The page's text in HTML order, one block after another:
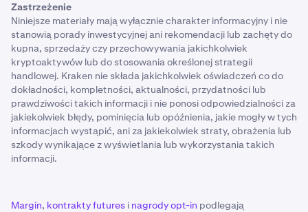
Zastrzeżenie
Niniejsze materiały mają wyłącznie charakter informacyjny i nie
stanowią porady inwestycyjnej ani rekomendacji lub zachęty do
kupna, sprzedaży czy przechowywania jakichkolwiek
kryptoaktywów lub do stosowania określonej strategii
handlowej. Kraken nie składa jakichkolwiek oświadczeń co do
dokładności, kompletności, aktualności, przydatności lub
prawdziwości takich informacji i nie ponosi odpowiedzialności za
jakiekolwiek błędy, pominięcia lub opóźnienia, jakie mogły w tych
informacjach wystąpić, ani za jakiekolwiek straty, obrażenia lub
szkody wynikające z wyświetlania lub wykorzystania takich
informacji.
Margin, kontrakty futures i nagrody opt-in podlegają